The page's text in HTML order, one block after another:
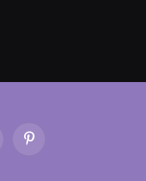
Pinterest